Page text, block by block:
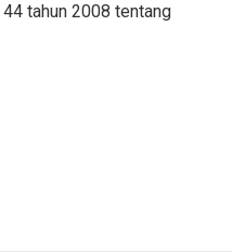
tahun 2008 tentang